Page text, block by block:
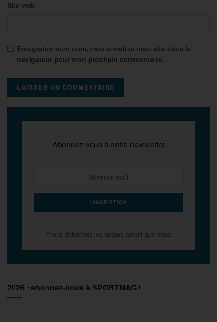
Site web
Enregistrer mon nom, mon e-mail et mon site dans le
navigateur pour mon prochain commentaire.
Abonnez-vous à notre newsletter
*nous détestons les spams autant que vous
2026 : abonnez-vous à SPORTMAG !